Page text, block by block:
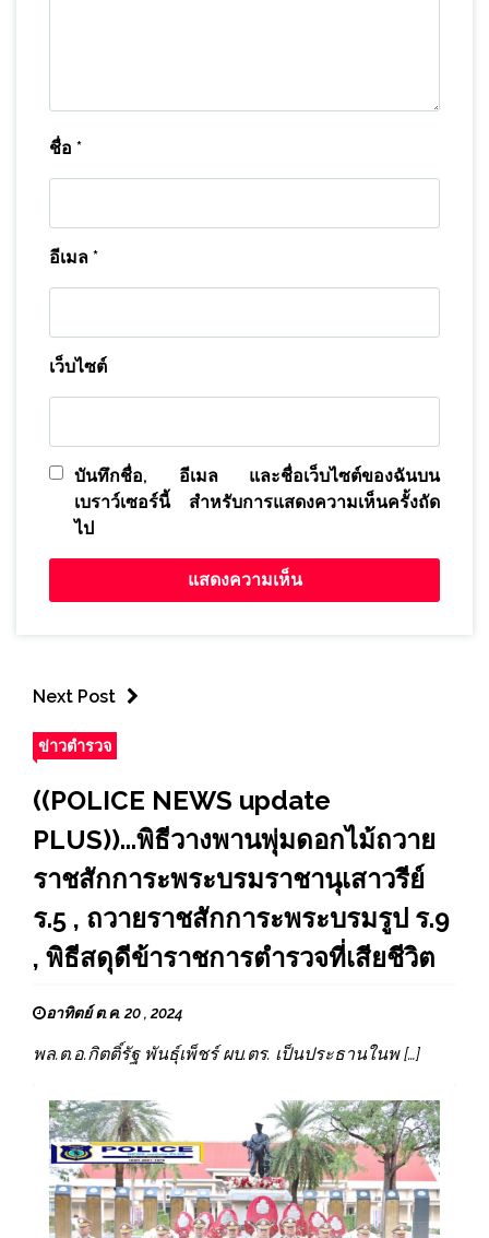
ชื่อ *
อีเมล *
เว็บไซต์
บันทึกชื่อ, อีเมล และชื่อเว็บไซต์ของฉันบน
เบราว์เซอร์นี้ สำหรับการแสดงความเห็นครั้งถัด
ไป
Next Post
ข่าวตำรวจ
((POLICE NEWS update
PLUS))...พิธีวางพานพุ่มดอกไม้ถวาย
ราชสักการะพระบรมราชานุเสาวรีย์
ร.5 , ถวายราชสักการะพระบรมรูป ร.9
, พิธีสดุดีข้าราชการตำรวจที่เสียชีวิต
อาทิตย์ ต.ค. 20 , 2024
พล.ต.อ.กิตติ์รัฐ พันธุ์เพ็ชร์ ผบ.ตร. เป็นประธานในพ […]